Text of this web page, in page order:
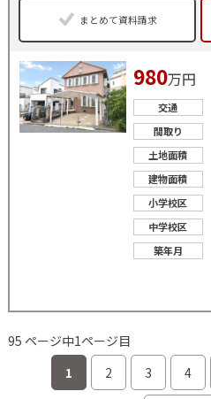
まとめて資料請求
980万円
交通
間取り
土地面積
建物面積
小学校区
中学校区
築年月
95 ページ中1ページ目
1
2 3 4